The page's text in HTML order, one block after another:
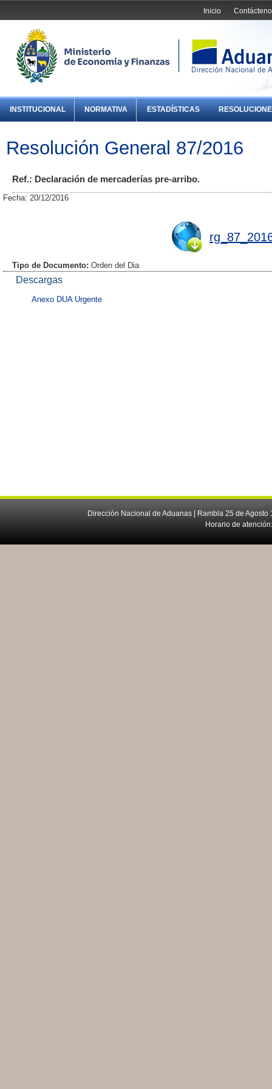
Inicio
INSTITUCIONAL NORMATIVA ESTADÍSTICAS
Resolución General 87/2016
Ref.: Declaración de mercaderías pre-arribo.
Fecha: 20/12/2016
Tipo de Documento: Orden del Dia
Descargas
Anexo DUA Urgente
Dirección Nacional de Aduanas | Rambla 25 de
Horario de